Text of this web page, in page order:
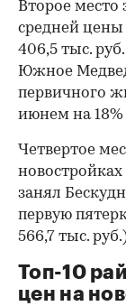
Второе место
средней цены
406,5 тыс.
Южное
первичного
июнем на 18%
Четвертое
новостройках
занял
первую
566,7 тыс.
Топ-10
цен на